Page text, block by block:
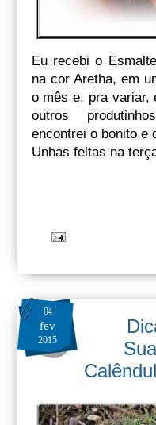
Eu recebi o
na cor Aretha, em
o mês e, pra variar,
outros
encontrei o bonito e
Unhas feitas na
04
fev
2015